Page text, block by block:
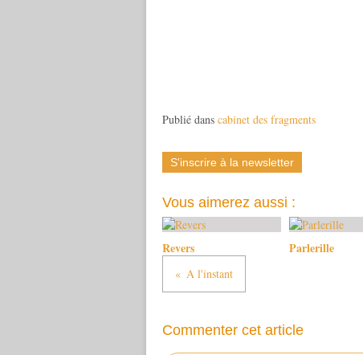
Publié dans cabinet des fragments
S'inscrire à la newsletter
Vous aimerez aussi :
Revers Parlerille
A l'instant
Commenter cet article